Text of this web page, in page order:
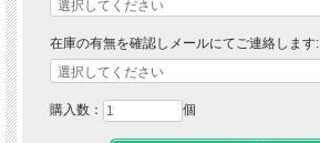
在庫の有無を確認しメールにてご連絡します:
購入数： 個